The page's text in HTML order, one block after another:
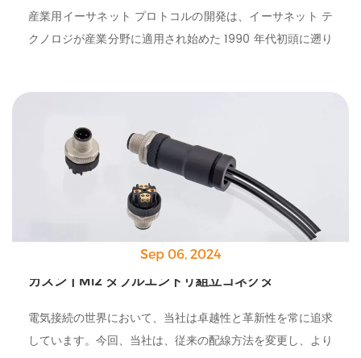
産業用イーサネット プロトコルの開発は、イーサネット テ
クノロジが産業分野に適用され始めた 1990 年代初頭に遡り
Sep 06, 2024
カズン | M12 ダブルエントリ組立コネクタ
電気接続の世界において、当社は卓越性と革新性を常に追求
しています。今回、当社は、従来の配線方法を変更し、より